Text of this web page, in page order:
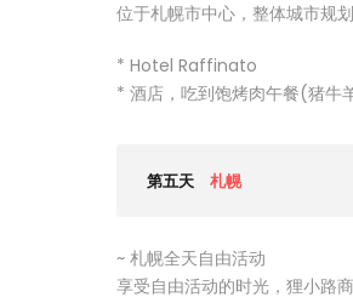
位于札幌市中心，整体城市规
* Hotel Raffinato
* 酒店，吃到饱烤肉午餐(猪牛
第五天 札幌
~ 札幌全天自由活动
享受自由活动的时光，狸小路